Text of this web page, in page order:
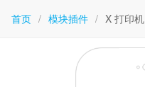
首页 / 模块插件 / X 打印机